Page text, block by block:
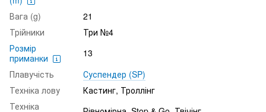
Вага (g)
21
Трійники
Три №4
Розмір
приманки
13
Плавучість
Суспендер (SP)
Техніка лову
Кастинг, Троллінг
Техніка